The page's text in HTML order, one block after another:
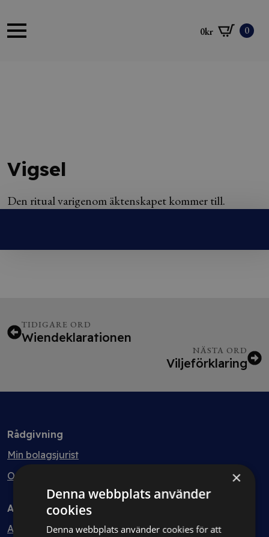
0kr 0
Vigsel
Den ritual varigenom äktenskapet kommer till.
TIDIGARE ORD
Wiendeklarationen
NÄSTA ORD
Viljeförklaring
Rådgivning
Min bolagsjurist
Ombud
Avtal
Avtalshantering
×
Denna webbplats använder
cookies
Denna webbplats använder cookies för att